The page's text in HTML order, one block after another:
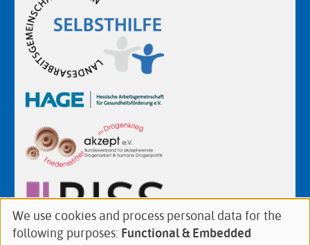
Use
We use cookies and process personal data for the
following purposes: Functional & Embedded